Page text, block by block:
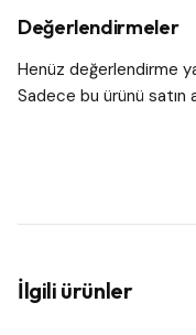
Değerlendirmeler
Henüz değerlendirme
Sadece bu ürünü satın
İlgili ürünler